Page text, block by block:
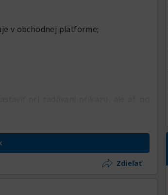
v obchodnej platforme;
Zdieľať